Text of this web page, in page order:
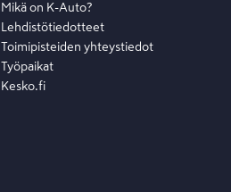
Mikä on K-Auto?
Lehdistötiedotteet
Toimipisteiden yhteystiedot
Työpaikat
Kesko.fi